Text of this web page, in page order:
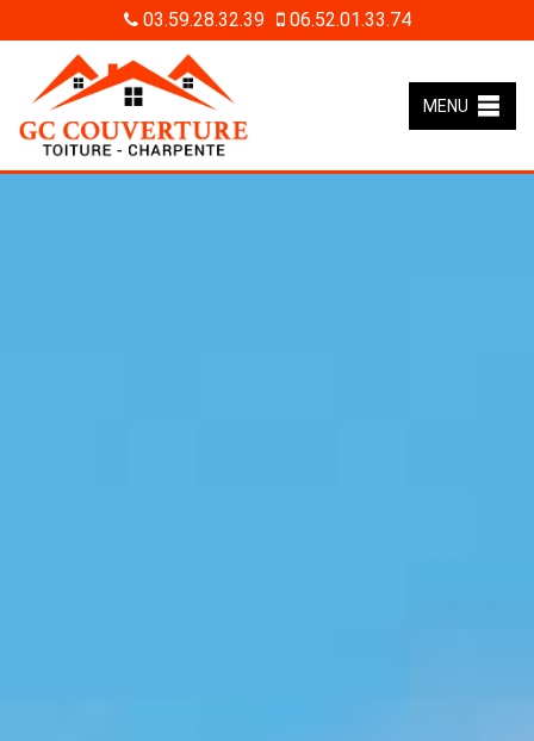
03.59.28.32.39 06.52.01.33.74
MENU